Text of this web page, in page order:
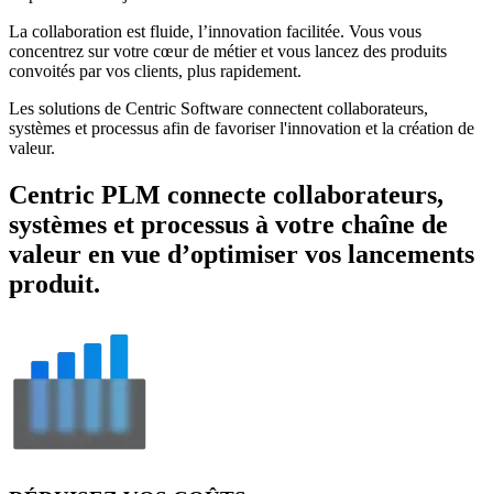
La collaboration est fluide, l’innovation facilitée. Vous vous
concentrez sur votre cœur de métier et vous lancez des produits
convoités par vos clients, plus rapidement.
Les solutions de Centric Software connectent collaborateurs,
systèmes et processus afin de favoriser l'innovation et la création de
valeur.
Centric PLM connecte collaborateurs,
systèmes et processus à votre chaîne de
valeur en vue d’optimiser vos lancements
produit.